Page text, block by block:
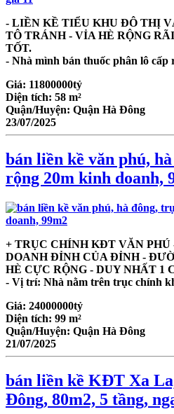
- LIỀN KỀ TIỂU KHU ĐÔ THỊ
TÔ TRÁNH - VỈA HÈ RỘNG
TỐT.
- Nhà mình bán thuốc phân lô cấp
Giá: 11800000tỷ
Diện tích: 58 m²
Quận/Huyện: Quận Hà Đông
23/07/2025
bán liền kề văn phú,
rộng 20m kinh doanh,
+ TRỤC CHÍNH KĐT VĂN PHÚ
DOANH ĐỈNH CỦA ĐỈNH -
HÈ CỰC RỘNG - DUY NHẤT 1
- Vị trí: Nhà nằm trên trục chính
Giá: 24000000tỷ
Diện tích: 99 m²
Quận/Huyện: Quận Hà Đông
21/07/2025
bán liền kề KĐT Xa
Đông, 80m2, 5 tầng,